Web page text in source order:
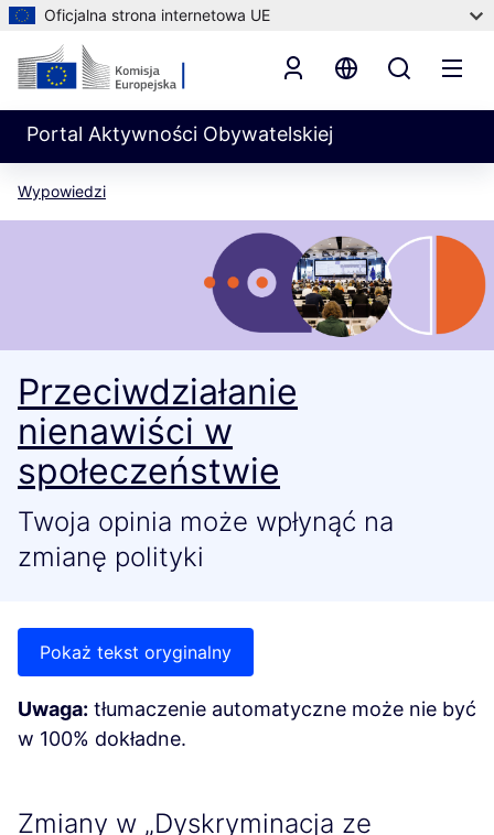
Oficjalna strona internetowa UE
Portal Aktywności Obywatelskiej
Wypowiedzi
Przeciwdziałanie
nienawiści w
społeczeństwie
Twoja opinia może wpłynąć na
zmianę polityki
Pokaż tekst oryginalny
Uwaga: tłumaczenie automatyczne może nie być
w 100% dokładne.
Zmiany w „Dyskryminacja ze